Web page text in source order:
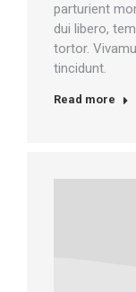
parturient
dui libero,
tortor.
tincidunt.
Read more